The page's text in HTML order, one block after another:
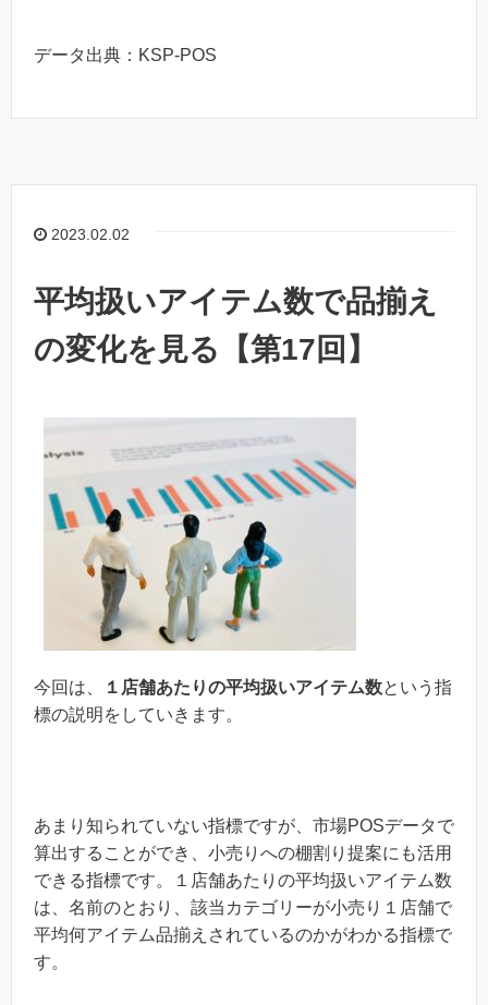
データ出典：KSP-POS
2023.02.02
平均扱いアイテム数で品揃え
の変化を見る【第17回】
今回は、 １店舗あたりの平均扱いアイテム数という指
標の説明をしていきます。
あまり知られていない指標ですが、市場POSデータで
算出することができ、小売りへの棚割り提案にも活用
できる指標です。１店舗あたりの平均扱いアイテム数
は、名前のとおり、該当カテゴリーが小売り１店舗で
平均何アイテム品揃えされているのかがわかる指標で
す。